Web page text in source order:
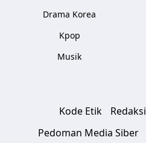
Drama Korea
Kpop
Musik
Kode Etik Redaksi
Pedoman Media Siber